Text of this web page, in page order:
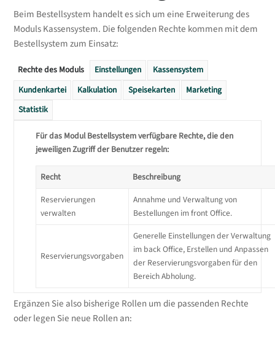
Beim Bestellsystem handelt es sich um eine Erweiterung des
Moduls Kassensystem. Die folgenden Rechte kommen mit dem
Bestellsystem zum Einsatz:
Rechte des Moduls Einstellungen
Kassensystem
Kundenkartei
Kalkulation Speisekarten
Marketing
Statistik
Für das Modul Bestellsystem verfügbare Rechte, die den
jeweiligen Zugriff der Benutzer regeln:
Recht
Beschreibung
Reservierungen
verwalten
Annahme und Verwaltung von
Bestellungen im front Office.
Reservierungsvorgaben
Generelle Einstellungen der Verwaltung
im back Office, Erstellen und Anpassen
der Reservierungsvorgaben für den
Bereich Abholung.
Ergänzen Sie also bisherige Rollen um die passenden Rechte
oder legen Sie neue Rollen an: